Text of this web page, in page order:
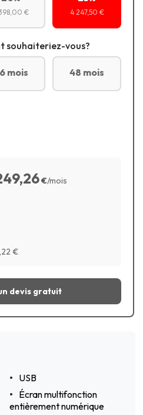
€ 4 247,50 €
souhaiteriez-vous?
mois 48 mois
€/mois
€
devis gratuit
USB
Écran multifonction
entièrement numérique